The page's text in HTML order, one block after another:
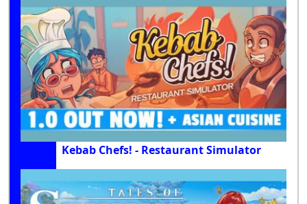
Kebab Chefs! - Restaurant Simulator